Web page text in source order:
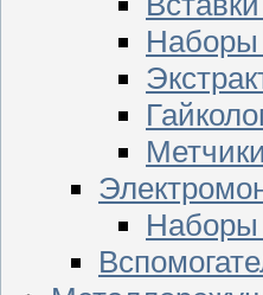
Наборы
Наборы